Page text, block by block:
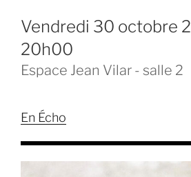
vendredi 30 octobre 2009 à
20h00
Espace Jean Vilar - salle 2
En Écho